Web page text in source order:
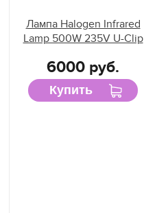
Лампа Halogen Infrared
Lamp 500W 235V U-Clip
6000 руб.
Купить